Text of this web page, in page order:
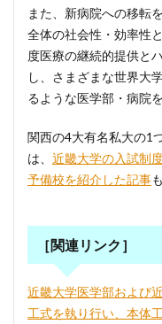
また、新病院への移転
全体の社会性・効率性
度医療の継続的提供と
し、さまざまな世界大
るような医学部・病院
関西の4大有名私大の1
は、 近畿大学の入試制
予備校を紹介した記事
［関連リンク］
近畿大学医学部および
工式を執り行い、本体